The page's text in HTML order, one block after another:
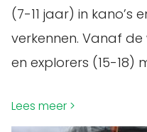
(7-11 jaar) in kano’s
verkennen. Vanaf de
en explorers (15-18)
Lees meer